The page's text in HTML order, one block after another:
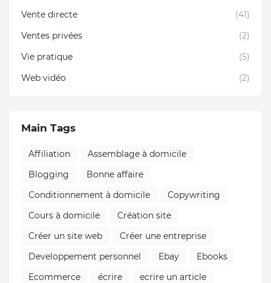
Vente directe
(41)
Ventes privées
(2)
Vie pratique
(5)
Web vidéo
(2)
Main Tags
Affiliation
Assemblage à domicile
Blogging
Bonne affaire
Conditionnement à domicile
Copywriting
Cours à domicile
Création site
Créer un site web
Créer une entreprise
Developpement personnel
Ebay
Ebooks
Ecommerce
écrire
ecrire un article